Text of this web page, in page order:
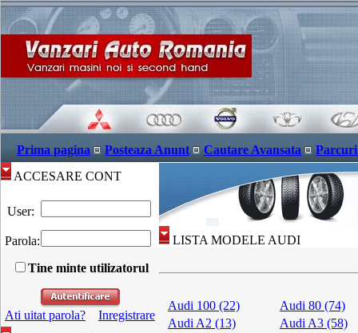
Prima pagina Posteaza Anunt Cautare Avansata
ACCESARE CONT
User:
Parola:
Tine minte utilizatorul
Ati uitat parola?
Inregistrare
LISTA MODELE AUDI
Audi 100 (22)
Audi 80 (74)
Audi A2 (13)
Audi A3 (58)